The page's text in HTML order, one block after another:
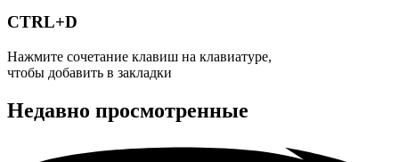
CTRL+D
Нажмите сочетание клавиш на клавиатуре,
чтобы добавить в закладки
Недавно просмотренные